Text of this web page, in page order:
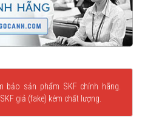
bảo sản phẩm SKF chính hãng.
giả (fake) kém chất lượng.